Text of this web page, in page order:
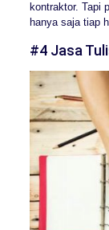
kontraktor. Tapi
hanya saja tiap
#4 Jasa